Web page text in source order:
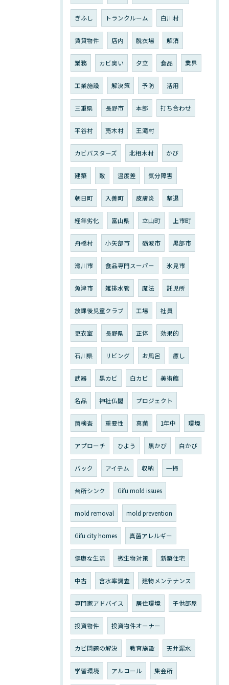
ぎふし トランクルーム 白川村
賃貸物件 店内 脱衣場 解消
業務 カビ臭い 夕立 食品 業界
工業施設 解決策 予防 活用
三重県 長野市 本部 打ち合わせ
平谷村 売木村 王滝村
カビバスターズ 北相木村 かび
建築 敵 温度差 気分障害
朝日町 入善町 皮膚炎 撃退
経年劣化 富山県 立山町 上市町
舟橋村 小矢部市 砺波市 黒部市
滑川市 食品専門スーパー 氷見市
魚津市 雑排水管 魔法 託児所
放課後児童クラブ 工場 社員
更衣室 長野県 正体 効果的
石川県 リビング お風呂 癒し
武器 黒カビ 白カビ 美術館
名品 神社仏閣 プロジェクト
菌検査 重要性 真菌 1年中 環境
アプローチ ひよう 黒かび 白かび
バック アイテム 収納 一掃
台所シンク Gifu mold issues
mold removal mold prevention
Gifu city homes 真菌アレルギー
健康な生活 微生物対策 新築住宅
中古 含水率調査 建物メンテナンス
専門家アドバイス 居住環境 子供部屋
投資物件 投資物件オーナー
カビ問題の解決 教育施設 天井漏水
学習環境 アルコール 集会所